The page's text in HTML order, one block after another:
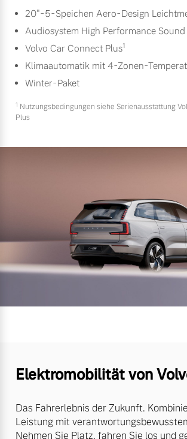
20"-5-Speichen Aero-Design
Audiosystem High Performance Sound
Volvo Car Connect Plus1
Klimaautomatik mit 4-Zonen-
Winter-Paket
1 Nutzungsbedingungen siehe Serienausstattung
Plus
Elektromobilität von
Das Fahrerlebnis der Zukunft.
Leistung mit
Nehmen Sie Platz, fahren Sie los und